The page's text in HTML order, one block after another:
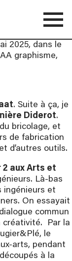
2025, dans le
graphisme,
. Suite à ça, je
Diderot.
bricolage, et
de fabrication
d’autres outils.
2 aux Arts et
Là-bas
ingénieurs et
On essayait
commun
créativité. Par la
le
arts, pendant
à la